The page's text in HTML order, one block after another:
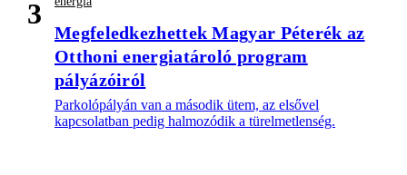
3
Megfeledkezhettek Magyar Péterék az
Otthoni energiatároló program
pályázóiról
Parkolópályán van a második ütem, az elsővel
kapcsolatban pedig halmozódik a türelmetlenség.